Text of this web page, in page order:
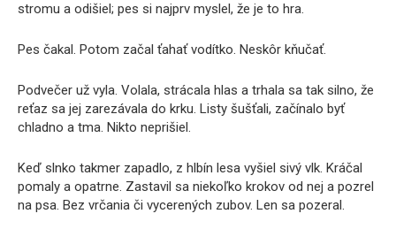
stromu a odišiel; pes si najprv myslel, že je to hra.
Pes čakal. Potom začal ťahať vodítko. Neskôr kňučať.
Podvečer už vyla. Volala, strácala hlas a trhala sa tak silno, že
reťaz sa jej zarezávala do krku. Listy šušťali, začínalo byť
chladno a tma. Nikto neprišiel.
Keď slnko takmer zapadlo, z hlbín lesa vyšiel sivý vlk. Kráčal
pomaly a opatrne. Zastavil sa niekoľko krokov od nej a pozrel
na psa. Bez vrčania či vycerených zubov. Len sa pozeral.